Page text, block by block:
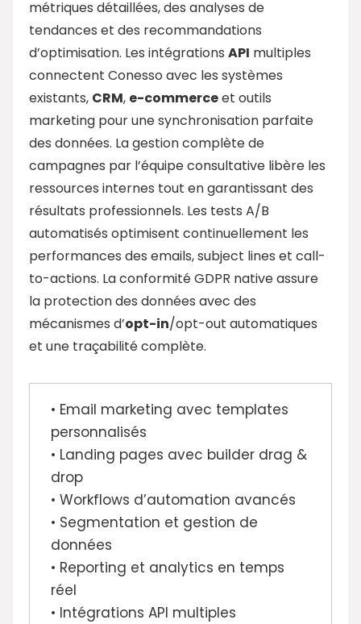
métriques détaillées, des analyses de
tendances et des recommandations
d’optimisation. Les intégrations API multiples
connectent Conesso avec les systèmes
existants, CRM, e-commerceet outils
marketing pour une synchronisation parfaite
des données. La gestion complète de
campagnes par l’équipe consultative libère les
ressources internes tout en garantissant des
résultats professionnels. Les tests A/B
automatisés optimisent continuellement les
performances des emails, subject lines et call-
to-actions. La conformité GDPR native assure
la protection des données avec des
mécanismes d’opt-in/opt-out automatiques
et une traçabilité complète.
• Email marketing avec templates
personnalisés
• Landing pages avec builder drag &
drop
• Workflows d’automation avancés
• Segmentation et gestion de
données
• Reporting et analytics en temps
réel
• Intégrations API multiples